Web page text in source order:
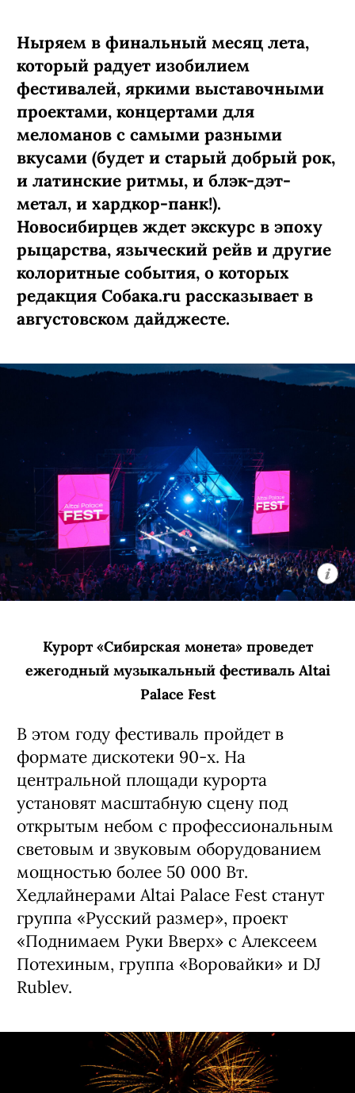
Ныряем в финальный месяц лета,
который радует изобилием
фестивалей, яркими выставочными
проектами, концертами для
меломанов с самыми разными
вкусами (будет и старый добрый рок,
и латинские ритмы, и блэк-дэт-
метал, и хардкор-панк!).
Новосибирцев ждет экскурс в эпоху
рыцарства, языческий рейв и другие
колоритные события, о которых
редакция Собака.ru рассказывает в
августовском дайджесте.
Курорт «Сибирская монета» проведет
ежегодный музыкальный фестиваль Altai
Palace Fest
В этом году фестиваль пройдет в
формате дискотеки 90-х. На
центральной площади курорта
установят масштабную сцену под
открытым небом с профессиональным
световым и звуковым оборудованием
мощностью более 50 000 Вт.
Хедлайнерами Altai Palace Fest станут
группа «Русский размер», проект
«Поднимаем Руки Вверх» с Алексеем
Потехиным, группа «Воровайки» и DJ
Rublev.